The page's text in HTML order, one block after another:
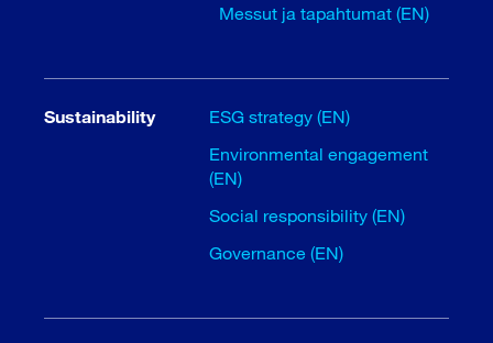
Messut ja tapahtumat (EN)
Sustainability
ESG strategy (EN)
Environmental engagement
(EN)
Social responsibility (EN)
Governance (EN)